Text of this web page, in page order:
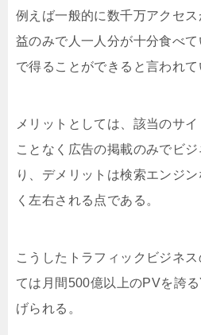
例えば一般的に数千万アクセ
益のみで人一人分が十分食べ
で得ることができると言われて
メリットとしては、該当のサ
ことなく広告の掲載のみでビ
り、デメリットは検索エンジ
く左右される点である。
こうしたトラフィックビジネ
ては月間500億以上のPVを誇
げられる。